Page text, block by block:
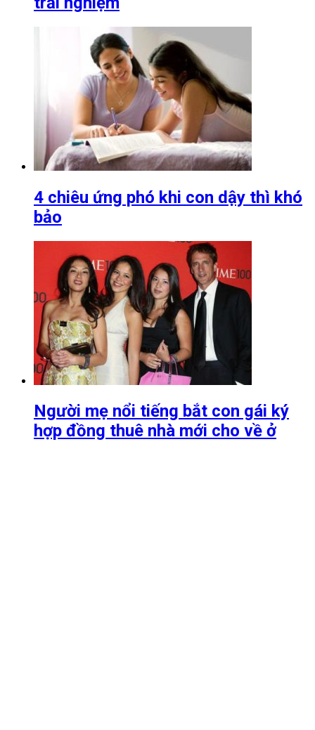
4 chiêu ứng phó khi con dậy thì khó
bảo
Người mẹ nổi tiếng bắt con gái ký
hợp đồng thuê nhà mới cho về ở